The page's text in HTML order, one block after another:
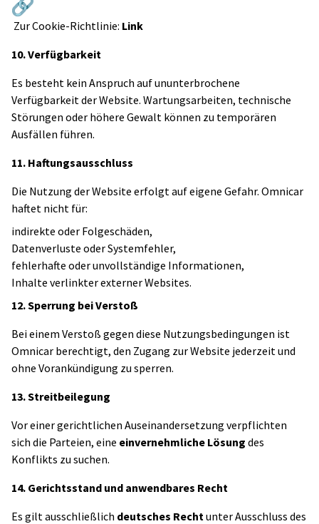
Zur Cookie-Richtlinie: Link
10. Verfügbarkeit
Es besteht kein Anspruch auf ununterbrochene
Verfügbarkeit der Website. Wartungsarbeiten, technische
Störungen oder höhere Gewalt können zu temporären
Ausfällen führen.
11. Haftungsausschluss
Die Nutzung der Website erfolgt auf eigene Gefahr. Omnicar
haftet nicht für:
indirekte oder Folgeschäden,
Datenverluste oder Systemfehler,
fehlerhafte oder unvollständige Informationen,
Inhalte verlinkter externer Websites.
12. Sperrung bei Verstoß
Bei einem Verstoß gegen diese Nutzungsbedingungen ist
Omnicar berechtigt, den Zugang zur Website jederzeit und
ohne Vorankündigung zu sperren.
13. Streitbeilegung
Vor einer gerichtlichen Auseinandersetzung verpflichten
sich die Parteien, eine einvernehmliche Lösung des
Konflikts zu suchen.
14. Gerichtsstand und anwendbares Recht
Es gilt ausschließlich deutsches Rechtunter Ausschluss des